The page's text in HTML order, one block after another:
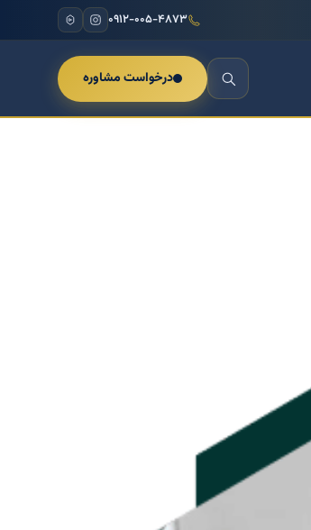
۰۹۱۲-۰۰۵-۴۸۷۳
درخواست مشاوره